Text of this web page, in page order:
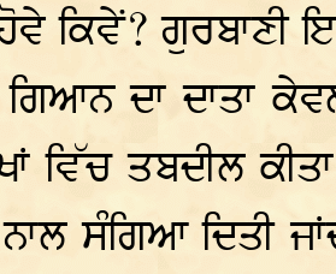
ਕਿਵੇਂ? ਗੁਰਬਾਣੀ
ਦਾ ਦਾਤਾ
ਵਿੱਚ ਤਬਦੀਲ
ਸੰਗਿਆ ਦਿਤੀ